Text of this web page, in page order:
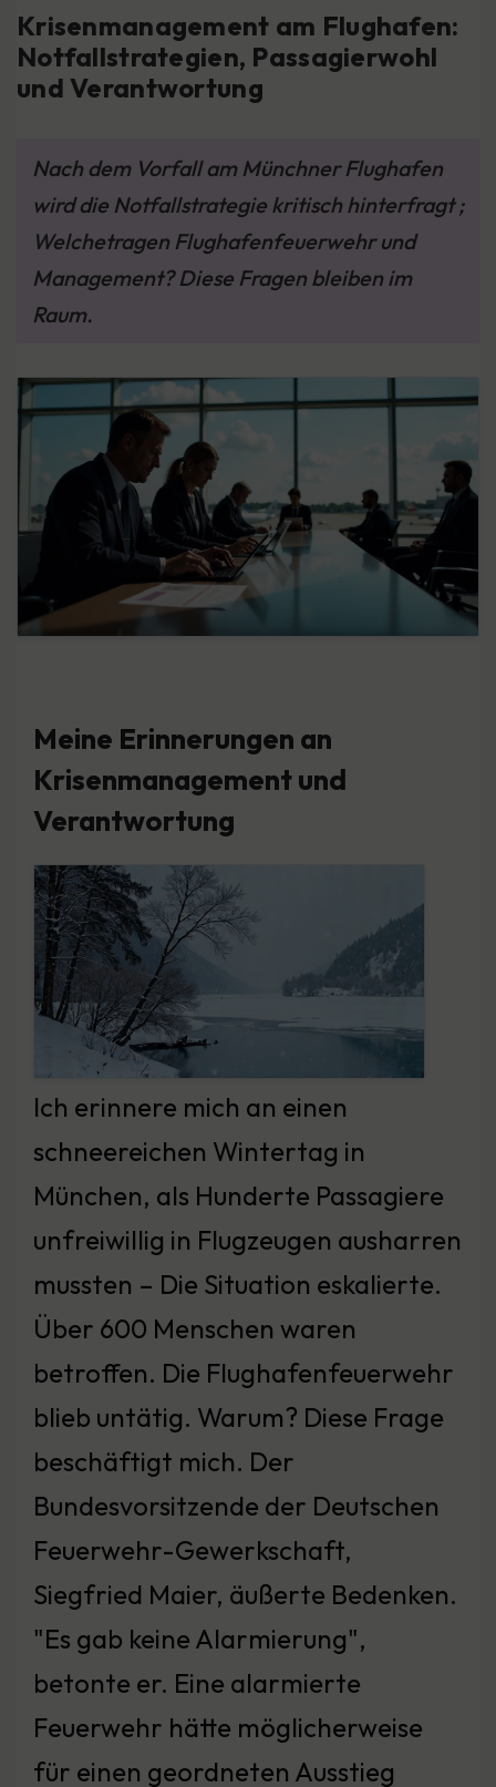
Krisenmanagement am Flughafen:
Notfallstrategien, Passagierwohl
und Verantwortung
Nach dem Vorfall am Münchner Flughafen
wird die Notfallstrategie kritisch hinterfragt ;
Welchetragen Flughafenfeuerwehr und
Management? Diese Fragen bleiben im
Raum.
Meine Erinnerungen an
Krisenmanagement und
Verantwortung
Ich erinnere mich an einen
schneereichen Wintertag in
München, als Hunderte Passagiere
unfreiwillig in Flugzeugen ausharren
mussten – Die Situation eskalierte.
Über 600 Menschen waren
betroffen. Die Flughafenfeuerwehr
blieb untätig. Warum? Diese Frage
beschäftigt mich. Der
Bundesvorsitzende der Deutschen
Feuerwehr-Gewerkschaft,
Siegfried Maier, äußerte Bedenken.
"Es gab keine Alarmierung",
betonte er. Eine alarmierte
Feuerwehr hätte möglicherweise
für einen geordneten Ausstieg